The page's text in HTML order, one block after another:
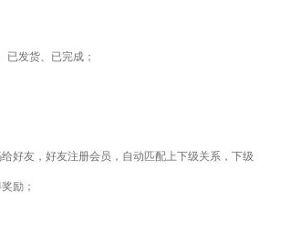
已发货、已完成；
好友，好友注册会员，自动匹配上下级关系，下级
励；